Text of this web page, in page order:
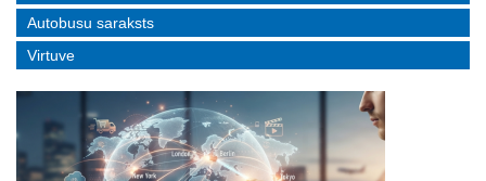
Autobusu saraksts
Virtuve